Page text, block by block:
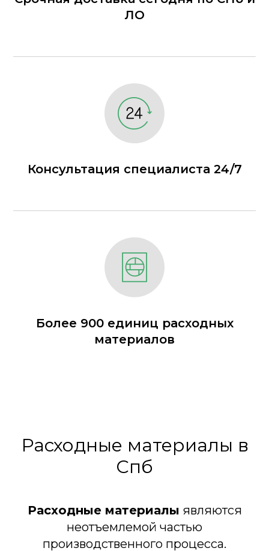
ЛО
Консультация специалиста 24/7
Более 900 единиц расходных
материалов
Расходные материалы в
Спб
Расходные материалы являются
неотъемлемой частью
производственного процесса.